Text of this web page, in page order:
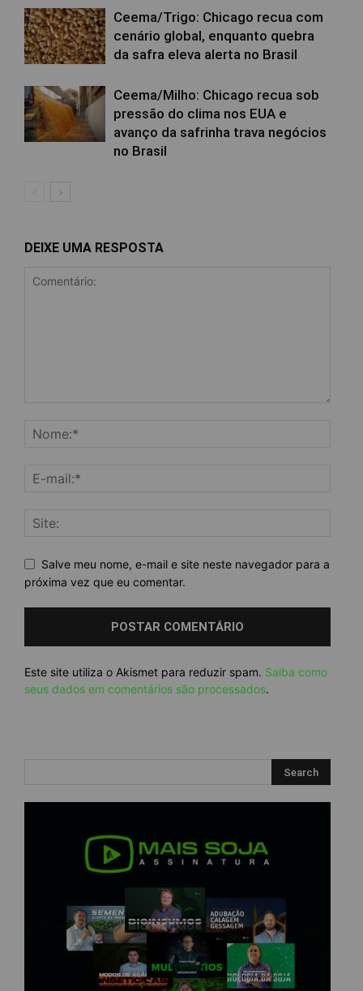
Ceema/Trigo: Chicago recua com
cenário global, enquanto quebra
da safra eleva alerta no Brasil
Ceema/Milho: Chicago recua sob
pressão do clima nos EUA e
avanço da safrinha trava negócios
no Brasil
DEIXE UMA RESPOSTA
Salve meu nome, e-mail e site neste navegador para a
próxima vez que eu comentar.
Este site utiliza o Akismet para reduzir spam. Saiba como
seus dados em comentários são processados.